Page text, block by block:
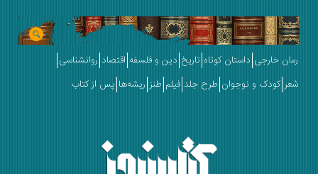
خارجی داستان کوتاه تاریخ دین و فلسفه اقتصاد روانشناسی
کودک و نوجوان طرح جلد فیلم طنز ریشه‌ها پس از کتاب